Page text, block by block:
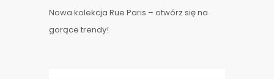
Nowa kolekcja Rue Paris – otwórz się na
gorące trendy!